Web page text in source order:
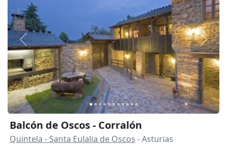
Anterior
Balcón de Oscos - Corralón
Quintela - Santa Eulalia de Oscos - Asturias